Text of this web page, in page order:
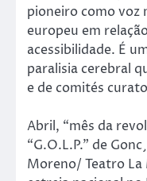
pioneiro como voz
europeu em
acessibilidade. É
paralisia cerebral
e de comités
Abril, “mês da
“G.O.L.P.” de
Moreno/ Teatro La